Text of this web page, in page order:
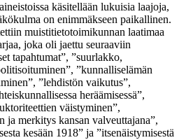
käsitellään lukuisia laajoja,
on enimmäkseen paikallinen.
muistitietotoimikunnan laatimaa
joka oli jaettu seuraaviin
tapahtumat”, ”suurlakko,
”kunnalliselämän
”lehdistön vaikutus”,
heräämisessä”,
väistyminen”,
ja merkitys kansan valveuttajana”,
kesään 1918” ja ”itsenäistymisestä